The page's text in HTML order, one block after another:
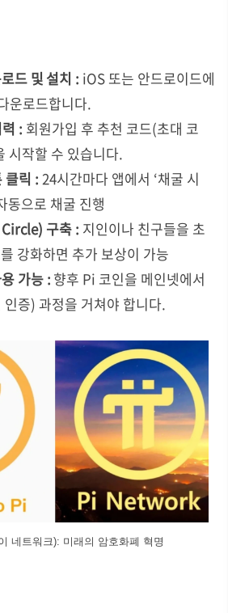
드 및 설치 : iOS 또는 안드로이드에
운로드합니다.
: 회원가입 후 추천 코드(초대 코
시작할 수 있습니다.
클릭 : 24시간마다 앱에서 ‘채굴 시
동으로 채굴 진행
구축 : 지인이나 친구들을 초
강화하면 추가 보상이 가능
가능 : 향후 Pi 코인을 메인넷에서
증) 과정을 거쳐야 합니다.
네트워크): 미래의 암호화폐 혁명